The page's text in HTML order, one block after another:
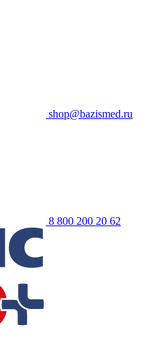
shop@bazismed.ru
8 800 200 20 62